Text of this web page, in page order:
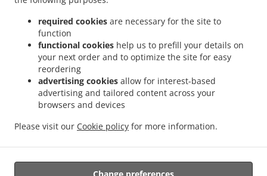
required cookies are necessary for the site to
function
functional cookies help us to prefill your details on
your next order and to optimize the site for easy
reordering
advertising cookies allow for interest-based
advertising and tailored content across your
browsers and devices
Please visit our Cookie policy for more information.
服務 吉隆坡 国联花园 . 在中華 送餐服務 吉隆坡 彩虹花园
在中華 送餐服務 吉隆坡
在中華 送餐服務 Bukit Kerinchi
在中華 送餐服務 Puchong
Bandar Puchong Jaya
餐服務 Puchong . 在中華 送餐服務 蒲种 . 在中華 送餐服務 Sungai Buloh Taman Industri
Sungai Buloh
. 在中華 送餐服務 Sungai Buloh .
在中華 送餐服務 Batu Caves Sri Utara
在中華 送餐服務 Batu Caves Taman Wahyu
在中華 送餐服務 Batu Caves
Taman Industri Spring Crest Batu Caves . 在中華 送餐服務 Batu Caves Taman Koperasi
在中華 送餐服務 Batu Caves Taman Koperasi Polis Fasa Ii
Caves Taman Koperasi Polis Fasa I
在中華 送餐服務 Batu Caves Taman Melewar